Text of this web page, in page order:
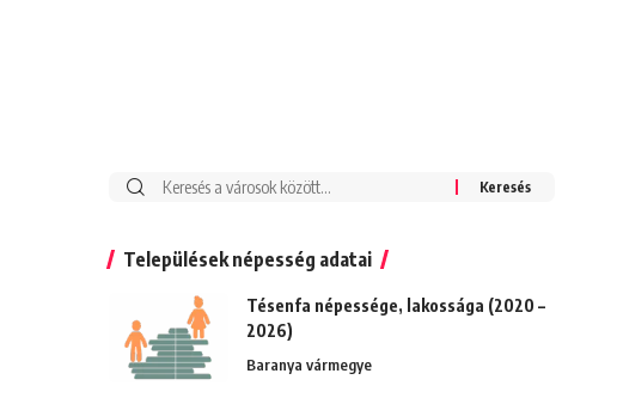
Keresés:
Települések népesség adatai
Tésenfa népessége, lakossága (2020 –
2026)
Baranya vármegye